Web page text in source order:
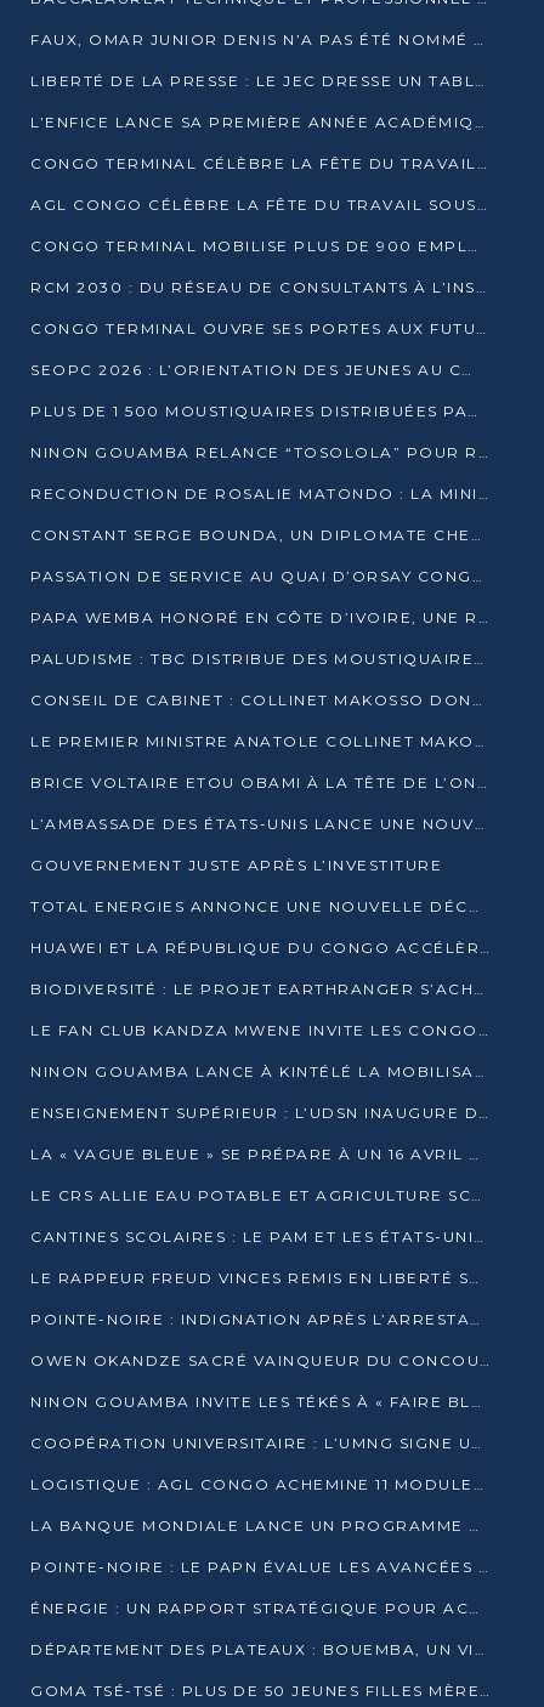
FAUX, OMAR JUNIOR DENIS N’A PAS ÉTÉ NOMMÉ AIDE DE CAMP ADJOINT DE DENIS SASSOU NGUESSO
LIBERTÉ DE LA PRESSE : LE JEC DRESSE UN TABLEAU PRÉOCCUPANT AU CONGO
L’ENFICE LANCE SA PREMIÈRE ANNÉE ACADÉMIQUE AVEC 100 FUTURS ENSEIGNANTS
CONGO TERMINAL CÉLÈBRE LA FÊTE DU TRAVAIL AVEC SES COLLABORATEURS À POINTE-NOIRE
AGL CONGO CÉLÈBRE LA FÊTE DU TRAVAIL SOUS LE SIGNE DE LA COHÉSION
CONGO TERMINAL MOBILISE PLUS DE 900 EMPLOYÉS AUTOUR DE LA SÉCURITÉ AU TRAVAIL
RCM 2030 : DU RÉSEAU DE CONSULTANTS À L’INSTRUMENT DE PUISSANCE EN AFRIQUE FRANCOPHONE
CONGO TERMINAL OUVRE SES PORTES AUX FUTURS INGÉNIEURS AU FORUM DES MÉTIERS D’UCAC-ICAM
SEOPC 2026 : L’ORIENTATION DES JEUNES AU CŒUR DE LA DEUXIÈME ÉDITION
PLUS DE 1 500 MOUSTIQUAIRES DISTRIBUÉES PAR AGL ET CONGO TERMINAL DANS LA LUTTE CONTRE LE PALUDISME
NINON GOUAMBA RELANCE “TOSOLOLA” POUR RENFORCER LE DIALOGUE AVEC LES CITOYENS
RECONDUCTION DE ROSALIE MATONDO : LA MINISTRE PROMET D’ACCÉLÉRER LE TRAITEMENT DES DOSSIERS ET DE RELEVER DE NOUVEAUX DÉFIS
CONSTANT SERGE BOUNDA, UN DIPLOMATE CHEVRONNÉ AUX COMMANDES DES AFFAIRES ÉTRANGÈRES
PASSATION DE SERVICE AU QUAI D’ORSAY CONGOLAIS : GAKOSSO PASSE LE FLAMBEAU À BOUNDA
PAPA WEMBA HONORÉ EN CÔTE D’IVOIRE, UNE RUE PORTE DÉSORMAIS SON NOM
PALUDISME : TBC DISTRIBUE DES MOUSTIQUAIRES DANS DEUX CSI DE BRAZZAVILLE
CONSEIL DE CABINET : COLLINET MAKOSSO DONNE SES DERNIÈRES ORIENTATIONS
LE PREMIER MINISTRE ANATOLE COLLINET MAKOSSO DÉMISSIONNE AVEC SON GOUVERNEMENT
BRICE VOLTAIRE ETOU OBAMI À LA TÊTE DE L’ONEC-C POUR TROIS ANS
L’AMBASSADE DES ÉTATS-UNIS LANCE UNE NOUVELLE COHORTE DU PROGRAMME ACCESS MICRO-SCHOLARSHIP
GOUVERNEMENT JUSTE APRÈS L’INVESTITURE
TOTAL ENERGIES ANNONCE UNE NOUVELLE DÉCOUVERTE D’HYDROCARBURES SUR LE PERMIS MOHO AU LARGE DU CONGO
HUAWEI ET LA RÉPUBLIQUE DU CONGO ACCÉLÈRENT LEUR PARTENARIAT
BIODIVERSITÉ : LE PROJET EARTHRANGER S’ACHÈVE, MAIS LES DÉFIS DEMEURENT
LE FAN CLUB KANDZA MWENE INVITE LES CONGOLAIS À UNE FORTE AFFLUENCE AU STADE DE KINTÉLÉ
NINON GOUAMBA LANCE À KINTÉLÉ LA MOBILISATION POUR L’INVESTITURE DR DSN
ENSEIGNEMENT SUPÉRIEUR : L’UDSN INAUGURE DES LABORATOIRES POUR BOOSTER LA FORMATION PRATIQUE
LA « VAGUE BLEUE » SE PRÉPARE À UN 16 AVRIL HISTORIQUE
LE CRS ALLIE EAU POTABLE ET AGRICULTURE SCOLAIRE AU CŒUR DE LA TRANSFORMATION DES ÉCOLES RURALES
CANTINES SCOLAIRES : LE PAM ET LES ÉTATS-UNIS AU CONTACT DES ÉCOLIERS DE KINKALA
LE RAPPEUR FREUD VINCES REMIS EN LIBERTÉ SOUS PRESSION MÉDIATIQUE
POINTE-NOIRE : INDIGNATION APRÈS L’ARRESTATION DU RAPPEUR FREUD VINCES
OWEN OKANDZE SACRÉ VAINQUEUR DU CONCOURS SLAM POUR LA VIE
NINON GOUAMBA INVITE LES TÉKÉS À « FAIRE BLOC » POUR PESER DANS LE DÉBAT NATIONAL
COOPÉRATION UNIVERSITAIRE : L’UMNG SIGNE UN ACCORD STRATÉGIQUE AVEC L’UNIVERSITÉ HAINAN EN CHINE
LOGISTIQUE : AGL CONGO ACHEMINE 11 MODULES GÉANTS JUSQU’À BRAZZAVILLE
LA BANQUE MONDIALE LANCE UN PROGRAMME DE 394 MILLIONS DE DOLLARS POUR LE BASSIN DU CONGO
POINTE-NOIRE : LE PAPN ÉVALUE LES AVANCÉES DU MÔLE EST
ÉNERGIE : UN RAPPORT STRATÉGIQUE POUR ACCÉLÉRER LA TRANSITION AU CONGO
DÉPARTEMENT DES PLATEAUX : BOUEMBA, UN VIVIER ÉCONOMIQUE PRÊT À EXPLOSER
GOMA TSÉ-TSÉ : PLUS DE 50 JEUNES FILLES MÈRES SENSIBILISÉES À LA SANTÉ SEXUELLE